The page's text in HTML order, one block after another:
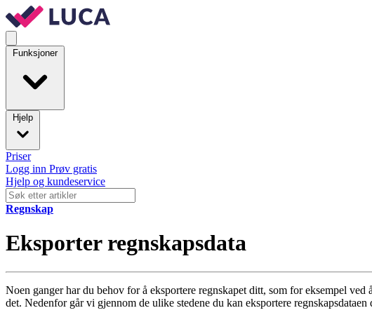
Funksjoner
Hjelp
Priser
Logg inn Prøv gratis
Hjelp og kundeservice
Regnskap
Eksporter regnskapsdata
Noen ganger har du behov for å eksportere regnskapet ditt, som for eksempel
det. Nedenfor går vi gjennom de ulike stedene du kan eksportere regnskapsdataen